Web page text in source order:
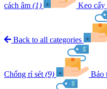
cách âm (1) Keo cấy
Back to all categories
Chống rỉ sét (9) Bảo